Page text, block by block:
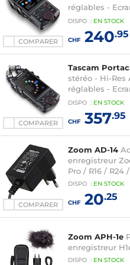
COMPARER
réglables -
Slot Micro SDXC
DISPO : EN STOCK
CHF240.95
COMPARER
Tascam
stéréo - Hi-Res
réglables -
Slot Micro SDXC
DISPO : EN STOCK
CHF357.95
COMPARER
Zoom AD-14
enregistreur
Pro / R16 / R24
DISPO : EN STOCK
CHF20.25
Zoom APH-1e
enregistreur
DISPO : EN STOCK